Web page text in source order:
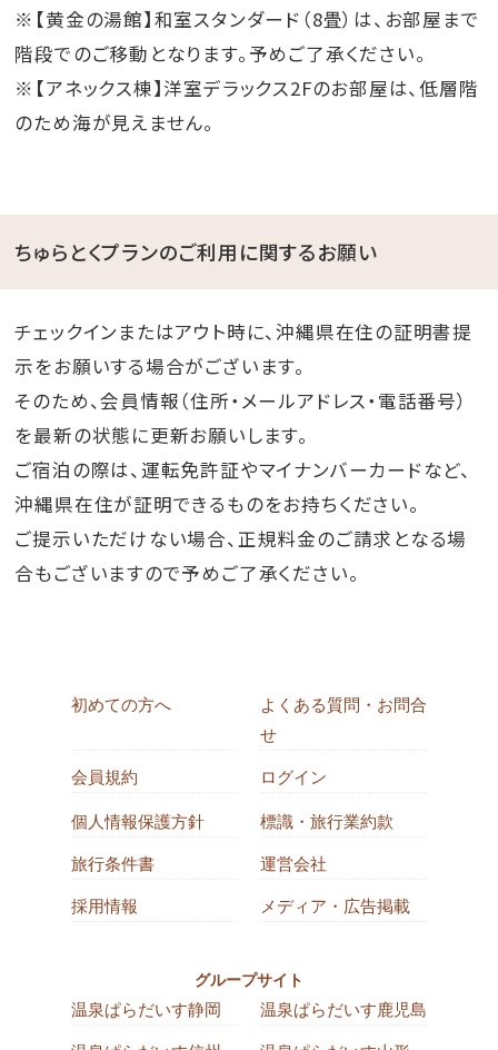
※【黄金の湯館】和室スタンダード（8畳）は、お部屋まで
階段でのご移動となります。予めご了承ください。
※【アネックス棟】洋室デラックス2Fのお部屋は、低層階
のため海が見えません。
ちゅらとくプランのご利用に関するお願い
チェックインまたはアウト時に、沖縄県在住の証明書提
示をお願いする場合がございます。
そのため、会員情報（住所・メールアドレス・電話番号）
を最新の状態に更新お願いします。
ご宿泊の際は、運転免許証やマイナンバーカードなど、
沖縄県在住が証明できるものをお持ちください。
ご提示いただけない場合、正規料金のご請求となる場
合もございますので予めご了承ください。
初めての方へ
よくある質問・お問合
せ
会員規約 ログイン
個人情報保護方針 標識・旅行業約款
旅行条件書 運営会社
採用情報 メディア・広告掲載
グループサイト
温泉ぱらだいす静岡 温泉ぱらだいす鹿児島